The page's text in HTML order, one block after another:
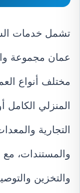
تشمل خدمات
عمان مجموعة
مختلف أنواع
المنزلي الكامل
التجارية
والمستندات، مع
والتخزين